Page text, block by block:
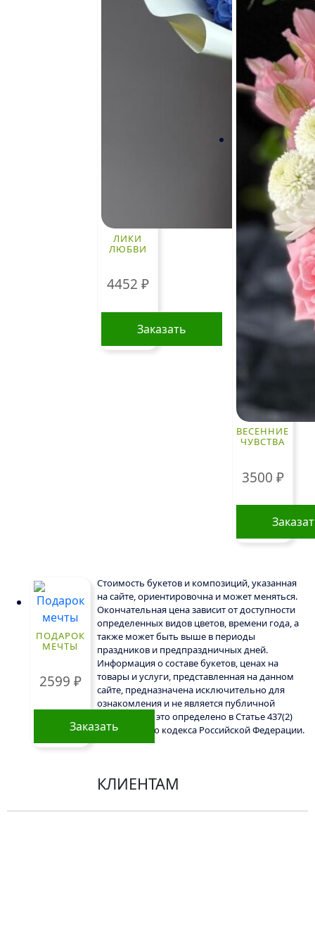
ЛИКИ
ЛЮБВИ
4452 ₽
Заказать
ВЕСЕННИЕ
ЧУВСТВА
3500 ₽
ПОДАРОК
МЕЧТЫ
2599 ₽
Заказать
Стоимость букетов и композиций, указанная
на сайте, ориентировочна и может меняться.
Окончательная цена зависит от доступности
определенных видов цветов, времени года, а
также может быть выше в периоды
праздников и предпраздничных дней.
Информация о составе букетов, ценах на
товары и услуги, представленная на данном
сайте, предназначена исключительно для
ознакомления и не является публичной
офертой, как это определено в Статье 437(2)
Гражданского кодекса Российской Федерации.
КЛИЕНТАМ